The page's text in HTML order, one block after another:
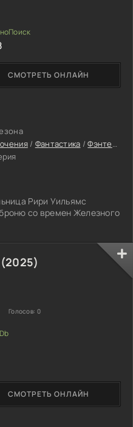
/ Фантастика /Фэнтези
Рири Уильямс
со времен Железного
СМОТРЕТЬ ОНЛАЙН
СМОТРЕТЬ ОНЛАЙН
Голосов: 0